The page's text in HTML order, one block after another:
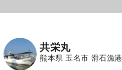
共栄丸
熊本県 玉名市 滑石漁港